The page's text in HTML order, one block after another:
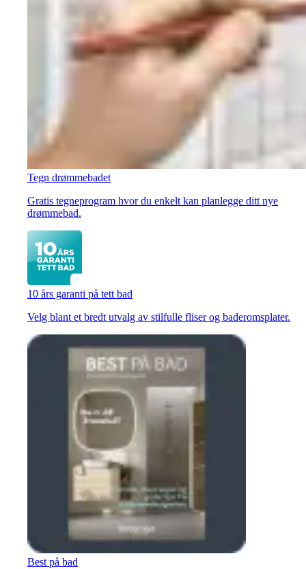
Tegn drømmebadet
Gratis tegneprogram hvor du enkelt kan planlegge ditt nye
drømmebad.
10 års garanti på tett bad
Velg blant et bredt utvalg av stilfulle fliser og baderomsplater.
Best på bad